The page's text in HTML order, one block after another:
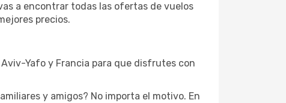
a encontrar todas las ofertas de vuelos
precios.
Yafo y Francia para que disfrutes con
y amigos? No importa el motivo. En